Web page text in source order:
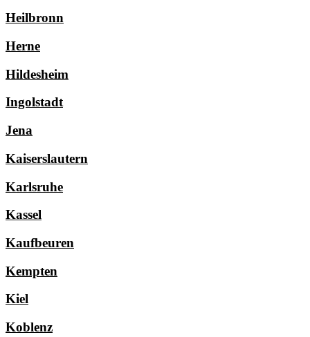
Heilbronn
Herne
Hildesheim
Ingolstadt
Jena
Kaiserslautern
Karlsruhe
Kassel
Kaufbeuren
Kempten
Kiel
Koblenz